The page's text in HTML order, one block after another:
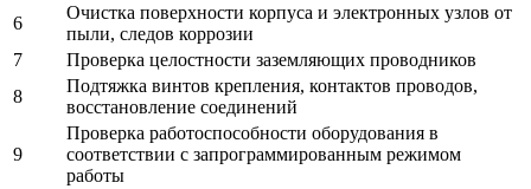
6
Очистка поверхности корпуса и электронных узлов от
пыли, следов коррозии
7
Проверка целостности заземляющих проводников
8
Подтяжка винтов крепления, контактов проводов,
восстановление соединений
9
Проверка работоспособности оборудования в
соответствии с запрограммированным режимом
работы